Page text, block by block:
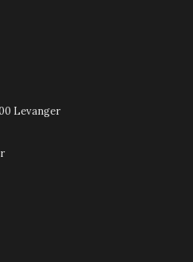
Levanger